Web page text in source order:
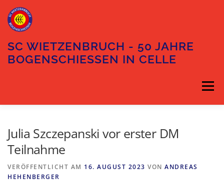
Inhalt
springen
SC WIETZENBRUCH - 50 JAHRE
BOGENSCHIESSEN IN CELLE
Menü
Julia Szczepanski vor erster DM
Teilnahme
VERÖFFENTLICHT AM 16. AUGUST 2023 VON ANDREAS
HEHENBERGER